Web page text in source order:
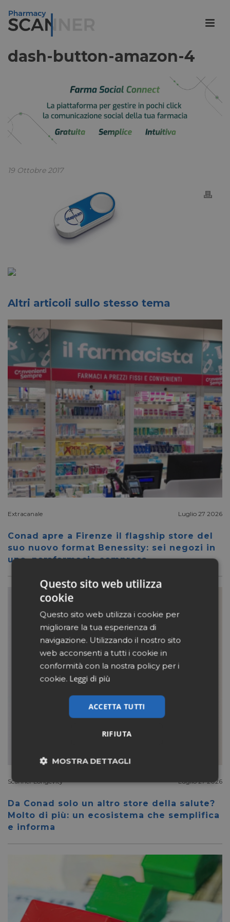
dash-button-amazon-4
19 Ottobre 2017
Altri articoli sullo stesso tema
Extracanale Luglio 27 2026
Conad apre a Firenze il flagship store del
suo nuovo format Benessity: sei negozi in
uno, parafarmacia compresa
Scanner Longevity Luglio 27 2026
Da Conad solo un altro store della salute?
Molto di più: un ecosistema che semplifica
e informa
Questo sito web utilizza
cookie
Questo sito web utilizza i cookie per
migliorare la tua esperienza di
navigazione. Utilizzando il nostro sito
web acconsenti a tutti i cookie in
conformità con la nostra policy per i
cookie. Leggi di più
ACCETTA TUTTI
RIFIUTA
MOSTRA DETTAGLI
Necessari Marketing
Marketing Non classificati
I cookie necessari contribuiscono a rendere fruibile il